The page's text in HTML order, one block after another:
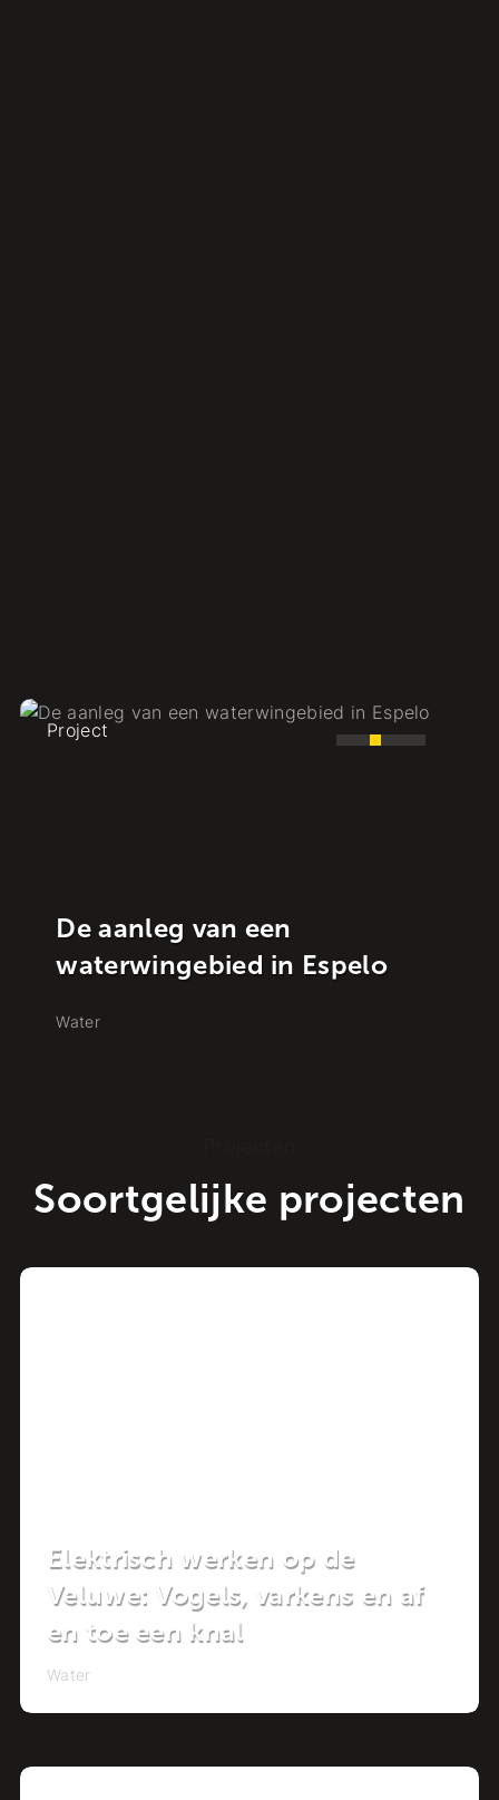
Project
De aanleg van een
waterwingebied in Espelo
Water
Soortgelijke projecten
Elektrisch werken op de
Veluwe: Vogels, varkens en af
en toe een knal
Water